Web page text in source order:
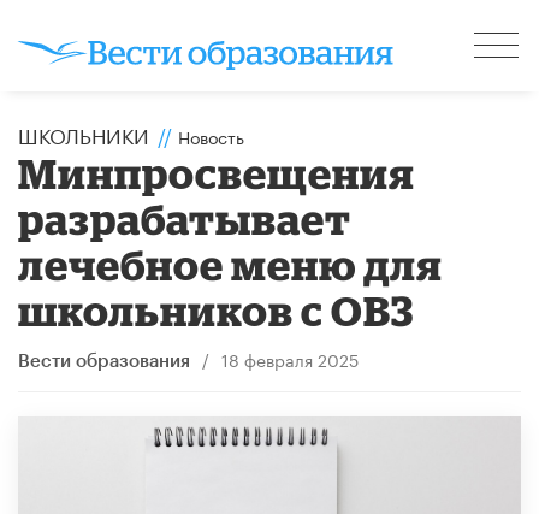
ШКОЛЬНИКИ // Новость
Минпросвещения
разрабатывает
лечебное меню для
школьников с ОВЗ
Вести образования / 18 февраля 2025